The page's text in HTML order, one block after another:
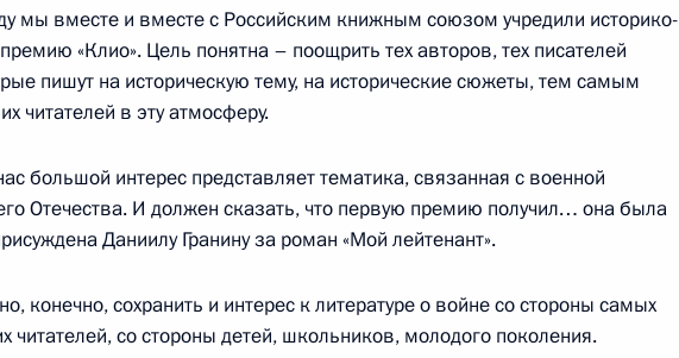
парламентских фракций
7
года, четверг
общероссийской общественной
16:15 Москва, Кремль
мы вместе и вместе с Российским книжным союзом учредили историко-
«Клио». Цель понятна – поощрить тех авторов, тех писателей
пишут на историческую тему, на исторические сюжеты, тем самым
читателей в эту атмосферу.
большой интерес представляет тематика, связанная с военной
Отечества. И должен сказать, что первую премию получил… она была
Даниилу Гранину за роман «Мой лейтенант».
конечно, сохранить и интерес к литературе о войне со стороны самых
читателей, со стороны детей, школьников, молодого поколения.